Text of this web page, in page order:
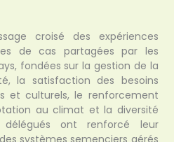
croisé des expériences
de cas partagées par les
fondées sur la gestion de la
la satisfaction des besoins
et culturels, le renforcement
au climat et la diversité
ont renforcé leur
systèmes semenciers gérés